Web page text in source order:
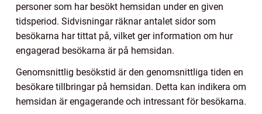
personer som har besökt hemsidan under en given
tidsperiod. Sidvisningar räknar antalet sidor som
besökarna har tittat på, vilket ger information om hur
engagerad besökarna är på hemsidan.
Genomsnittlig besökstid är den genomsnittliga tiden en
besökare tillbringar på hemsidan. Detta kan indikera om
hemsidan är engagerande och intressant för besökarna.